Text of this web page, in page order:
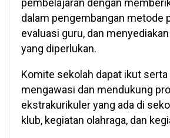
dalam pengembangan metode
evaluasi guru, dan
yang diperlukan.
Komite sekolah dapat ikut serta
mengawasi dan mendukung
ekstrakurikuler yang ada di
klub, kegiatan olahraga, dan